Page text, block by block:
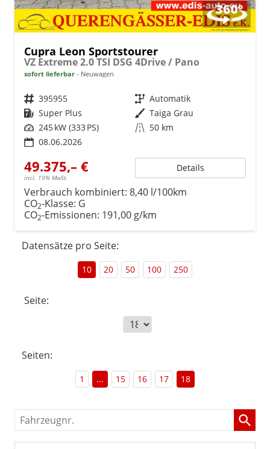
Cupra Leon Sportstourer
VZ Extreme 2.0 TSI DSG 4Drive / Pano
sofort lieferbar Neuwagen
Fahrzeugnr. 395955 Getriebe Automatik
Kraftstoff Super Plus Außenfarbe Taiga Grau
Leistung 245 kW (333 PS) Kilometerstand 50 km
08.06.2026
49.375,– €
incl. 19% MwSt.
Details
Verbrauch kombiniert: 8,40 l/100km
CO2-Klasse: G
CO2-Emissionen: 191,00 g/km
Datensätze pro Seite:
10 20 50 100 250
Seite:
Seiten:
1 ... 15 16 17 18
Fahrzeugnr.